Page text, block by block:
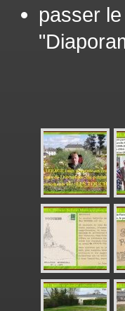
passer